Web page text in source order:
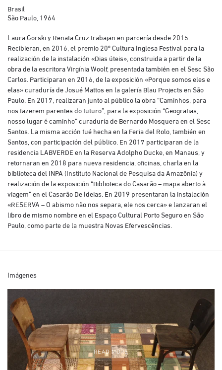
Brasil
São Paulo, 1964
Laura Gorski y Renata Cruz trabajan en parcería desde 2015.
Recibieran, en 2016, el premio 20º Cultura Inglesa Festival para la
realización de la instalación «Dias úteis», construida a partir de la
obra de la escritora Virgínia Woolf, presentada también en el Sesc São
Carlos. Participaran en 2016, de la exposición «Porque somos eles e
elas» curaduría de Josué Mattos en la galería Blau Projects en São
Paulo. En 2017, realizaran junto al público la obra “Caminhos, para
nos fazerem parentes do futuro”, para la exposición “Geografias,
nosso lugar é caminho” curaduría de Bernardo Mosquera en el Sesc
Santos. La misma acción fué hecha en la Feria del Rolo, también en
Santos, con participación del público. En 2017 participaran de la
residencia LABVERDE en la Reserva Adolpho Ducke, en Manaus, y
retornaran en 2018 para nueva residencia, oficinas, charla en la
biblioteca del INPA (Instituto Nacional de Pesquisa da Amazônia) y
realización de la exposición “Biblioteca do Casarão – mapa aberto à
viagem” en el Casarão De Ideias. En 2019 presentaran la instalación
«RESERVA – O abismo não nos separa, ele nos cerca» e lanzaran el
libro de mismo nombre en el Espaço Cultural Porto Seguro en São
Paulo, como parte de la muestra Novas Efervescências.
Imágenes
READ MORE